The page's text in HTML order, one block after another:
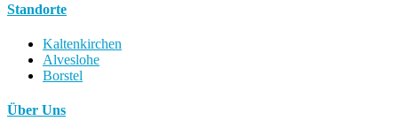
Standorte
Kaltenkirchen
Alveslohe
Borstel
Über Uns